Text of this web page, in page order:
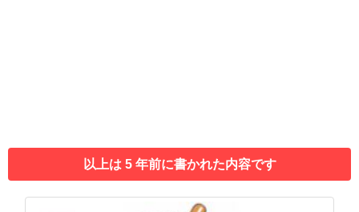
以上は 5 年前に書かれた内容です